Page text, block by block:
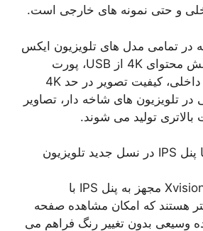
و حتی نمونه های خارجی است.
در تمامی مدل های تلویزیون ایکس
ویژن، در صورت پخش محتوای 4K از USB، پورت
HDMI و حتی تیونر داخلی، کیفیت تصویر در حد 4K
تلویزیون های شاخه دار، تصاویر
تولید می شوند.
زاویه دید گسترده با پنل IPS در نسل جدید تلویزیون
اکثر تلویزیون های Xvision مجهز به پنل IPS با
هستند که امکان مشاهده صفحه
وسیعی بدون تغییر رنگ فراهم می